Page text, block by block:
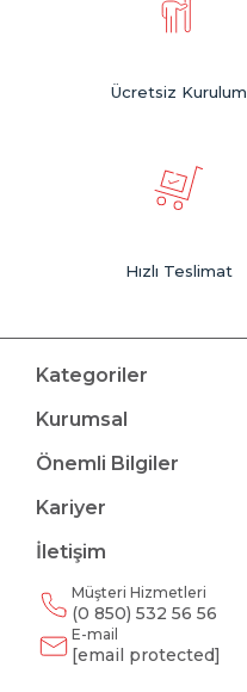
Ücretsiz Kurulum
Hızlı Teslimat
Kategoriler
Kurumsal
Önemli Bilgiler
Kariyer
İletişim
Müşteri Hizmetleri
(0 850) 532 56 56
E-mail
[email protected]